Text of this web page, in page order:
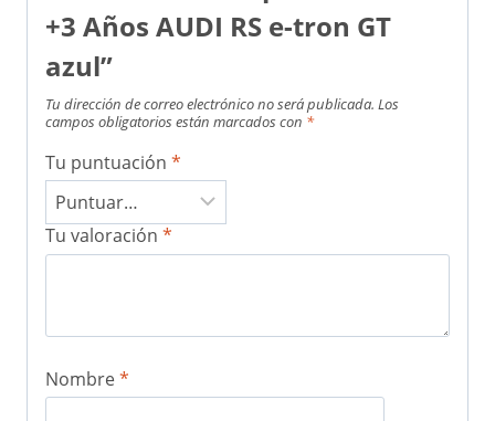
+3 Años AUDI RS e-tron GT
azul”
Tu dirección de correo electrónico no será publicada. Los
campos obligatorios están marcados con *
Tu puntuación *
Tu valoración *
Nombre*